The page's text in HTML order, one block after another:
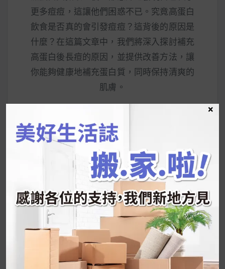
更多痘痘，這讓他們困惑不已。究竟高蛋白
飲食是否真的會引發痘痘？這背後的原因是
什麼？在這篇文章中，我們將深入探討補充
高蛋白後長痘的原因，並提供改善方法，讓
你能夠健康地補充蛋白質，同時保持清爽的
肌膚。
READ MORE
×